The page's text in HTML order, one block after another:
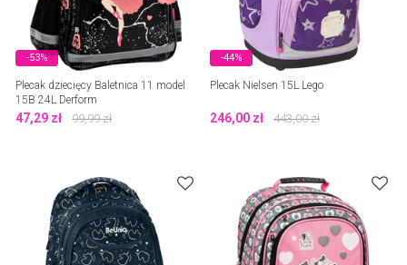
-53%
Plecak dziecięcy Baletnica 11 model
15B 24L Derform
47,29 zł 99,99zł
-44%
Plecak Nielsen 15L Lego
246,00 zł 443,00zł